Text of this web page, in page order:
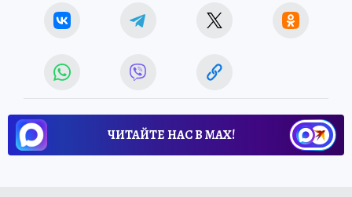
ЧИТАЙТЕ НАС В МАХ!